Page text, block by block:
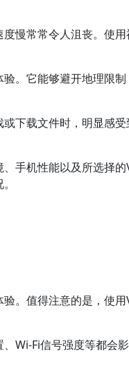
慢常常令人沮丧。使
。它能够避开地理限
下载文件时，明显感受
手机性能以及所选择
。值得注意的是，使
Wi-Fi信号强度等都会